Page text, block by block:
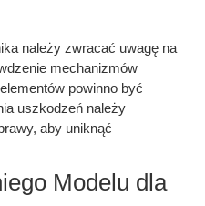
należy zwracać uwagę na
mechanizmów
powinno być
uszkodzeń należy
aby uniknąć
Modelu dla